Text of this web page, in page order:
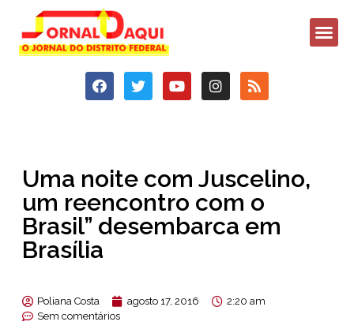
Uma noite com Juscelino,
um reencontro com o
Brasil” desembarca em
Brasília
Poliana Costa agosto 17, 2016
2:20 am
Sem comentários